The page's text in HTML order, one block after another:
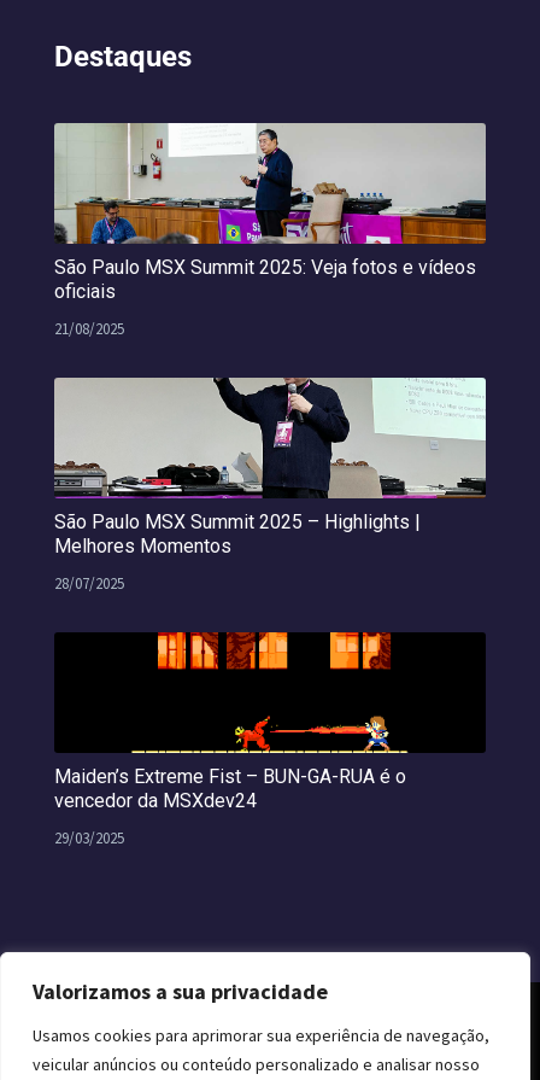
Valorizamos a sua privacidade
Usamos cookies para aprimorar sua experiência de navegação,
veicular anúncios ou conteúdo personalizado e analisar nosso
Destaques
São Paulo MSX Summit 2025: Veja fotos e vídeos
oficiais
21/08/2025
São Paulo MSX Summit 2025 – Highlights |
Melhores Momentos
28/07/2025
Maiden’s Extreme Fist – BUN-GA-RUA é o
vencedor da MSXdev24
29/03/2025